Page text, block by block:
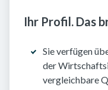
Ihr Profil. Das
Sie verfügen
der
vergleichbare